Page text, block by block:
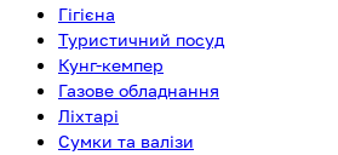
Гігієна
Туристичний посуд
Кунг-кемпер
Газове обладнання
Ліхтарі
Сумки та валізи